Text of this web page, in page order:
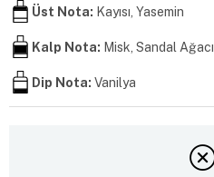
Üst Nota: Kayısı, Yasemin
Kalp Nota: Misk, Sandal Ağacı
Dip Nota: Vanilya